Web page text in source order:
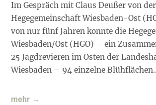
Im Gespräch mit Claus Deußer von der
Hegegemeinschaft Wiesbaden-Ost
von nur fünf Jahren konnte die
Wiesbaden/Ost (HGO) – ein
25 Jagdrevieren im Osten der
Wiesbaden – 94 einzelne
mehr →